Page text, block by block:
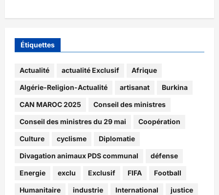
Étiquettes
Actualité actualité Exclusif Afrique
Algérie-Religion-Actualité artisanat Burkina
CAN MAROC 2025 Conseil des ministres
Conseil des ministres du 29 mai Coopération
Culture cyclisme Diplomatie
Divagation animaux PDS communal défense
Energie exclu Exclusif FIFA Football
Humanitaire industrie International justice